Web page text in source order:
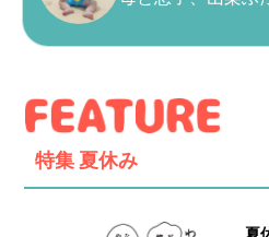
特集 夏休み